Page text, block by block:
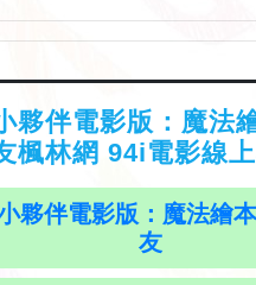
夥伴電影版：魔法
楓林網 94i電影線
夥伴電影版：魔法繪
友